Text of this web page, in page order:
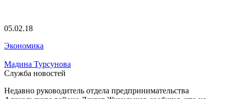
05.02.18
Экономика
Мадина Турсунова
Служба новостей
Недавно руководитель отдела предпринимательства